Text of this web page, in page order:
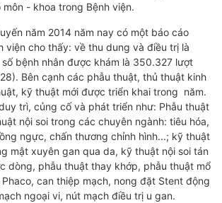
- khoa trong Bệnh viện.
năm 2014 năm nay có một báo cáo
viện cho thấy: về thu dung và điều trị là
bệnh nhân được khám là 350.327 lượt
Bên cạnh các phẫu thuật, thủ thuật kinh
kỹ thuật mới được triển khai trong năm.
trì, củng cố và phát triển như: Phẫu thuật
nội soi trong các chuyên ngành: tiêu hóa,
ngực, chấn thương chỉnh hình...; kỹ thuật
mật xuyên gan qua da, kỹ thuật nội soi tán
dòng, phẫu thuật thay khớp, phẫu thuật mổ
can thiệp mạch, nong đặt Stent động
ngoại vi, nút mạch điều trị u gan.